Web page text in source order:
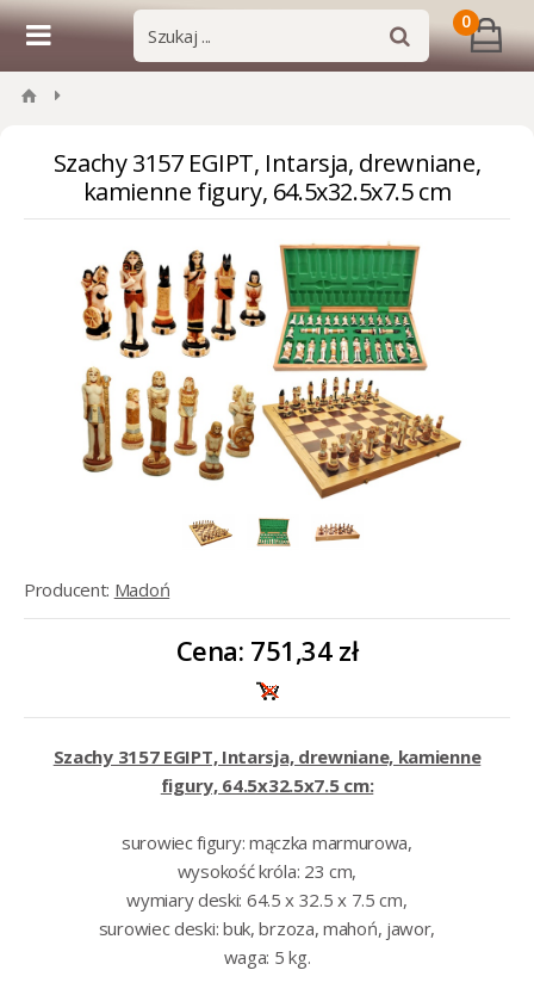
0
Szachy 3157 EGIPT, Intarsja, drewniane,
kamienne figury, 64.5x32.5x7.5 cm
Producent: Madoń
Cena: 751,34 zł
Szachy 3157 EGIPT, Intarsja, drewniane, kamienne
figury, 64.5x32.5x7.5 cm:
surowiec figury: mączka marmurowa,
wysokość króla: 23 cm,
wymiary deski: 64.5 x 32.5 x 7.5 cm,
surowiec deski: buk, brzoza, mahoń, jawor,
waga: 5 kg.